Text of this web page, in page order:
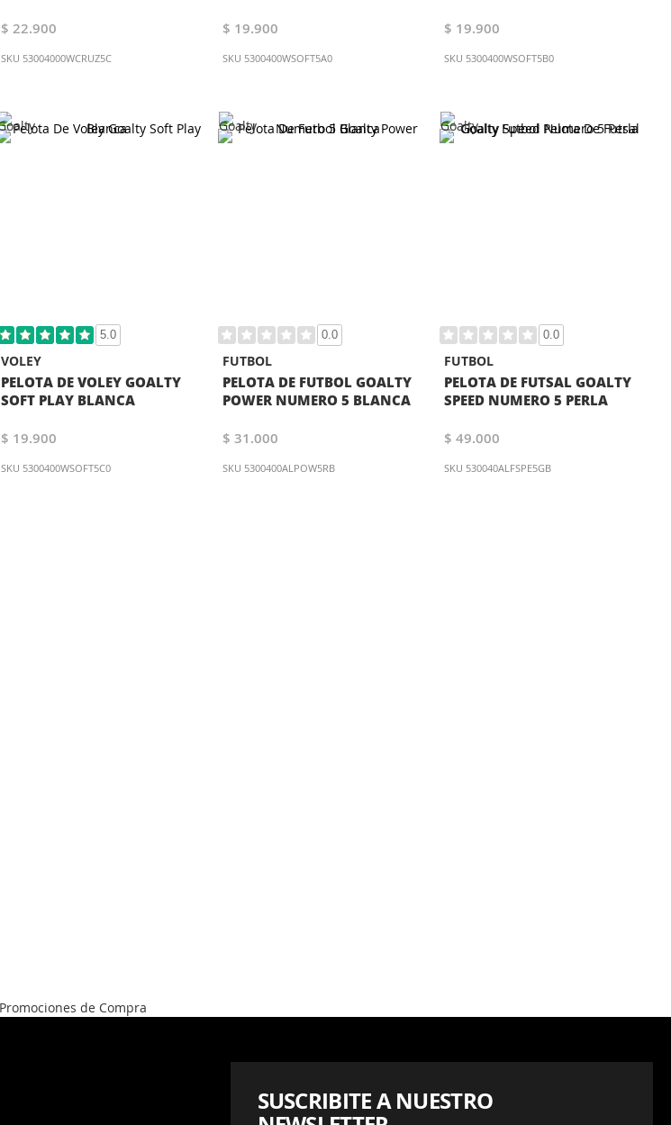
$ 22.900
SKU 53004000WCRUZ5C
$ 19.900
SKU 5300400WSOFT5A0
$ 19.900
SKU 5300400WSOFT5B0
5.0
VOLEY
PELOTA DE VOLEY GOALTY
SOFT PLAY BLANCA
$ 19.900
SKU 5300400WSOFT5C0
0.0
FUTBOL
PELOTA DE FUTBOL GOALTY
POWER NUMERO 5 BLANCA
$ 31.000
SKU 5300400ALPOW5RB
0.0
FUTBOL
PELOTA DE FUTSAL GOALTY
SPEED NUMERO 5 PERLA
$ 49.000
SKU 530040ALFSPE5GB
SUSCRIBITE A NUESTRO